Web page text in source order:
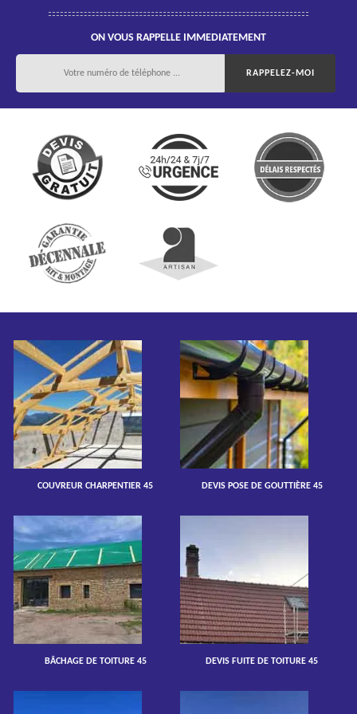
ON VOUS RAPPELLE IMMEDIATEMENT
COUVREUR CHARPENTIER 45 DEVIS POSE DE GOUTTIÈRE 45
BÂCHAGE DE TOITURE 45 DEVIS FUITE DE TOITURE 45